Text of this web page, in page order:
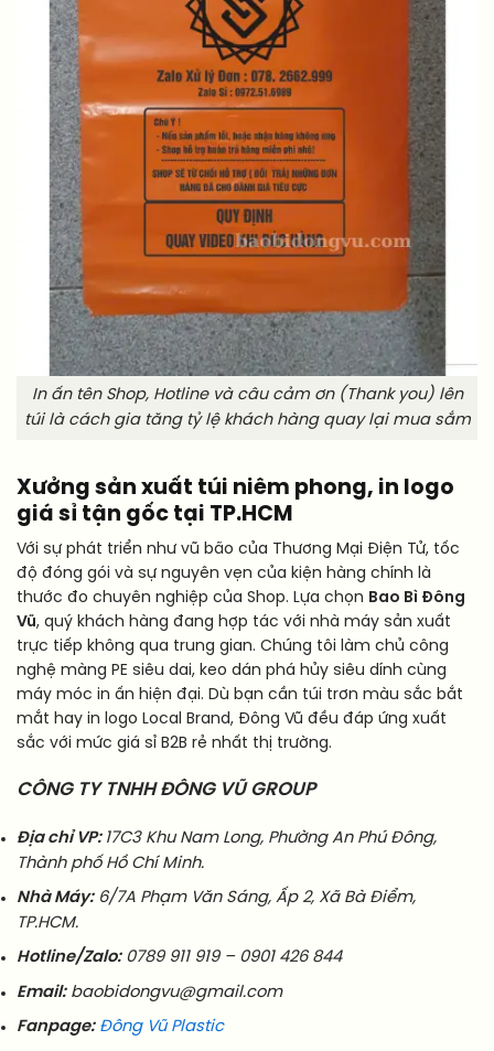
In ấn tên Shop, Hotline và câu cảm ơn (Thank you) lên
túi là cách gia tăng tỷ lệ khách hàng quay lại mua sắm
Xưởng sản xuất túi niêm phong, in logo
giá sỉ tận gốc tại TP.HCM
Với sự phát triển như vũ bão của Thương Mại Điện Tử, tốc
độ đóng gói và sự nguyên vẹn của kiện hàng chính là
thước đo chuyên nghiệp của Shop. Lựa chọn Bao Bì Đông
Vũ, quý khách hàng đang hợp tác với nhà máy sản xuất
trực tiếp không qua trung gian. Chúng tôi làm chủ công
nghệ màng PE siêu dai, keo dán phá hủy siêu dính cùng
máy móc in ấn hiện đại. Dù bạn cần túi trơn màu sắc bắt
mắt hay in logo Local Brand, Đông Vũ đều đáp ứng xuất
sắc với mức giá sỉ B2B rẻ nhất thị trường.
CÔNG TY TNHH ĐÔNG VŨ GROUP
Địa chỉ VP: 17C3 Khu Nam Long, Phường An Phú Đông,
Thành phố Hồ Chí Minh.
Nhà Máy:6/7A Phạm Văn Sáng, Ấp 2, Xã Bà Điểm,
TP.HCM.
Hotline/Zalo:0789 911 919 – 0901 426 844
Email:baobidongvu@gmail.com
Fanpage: Đông Vũ Plastic